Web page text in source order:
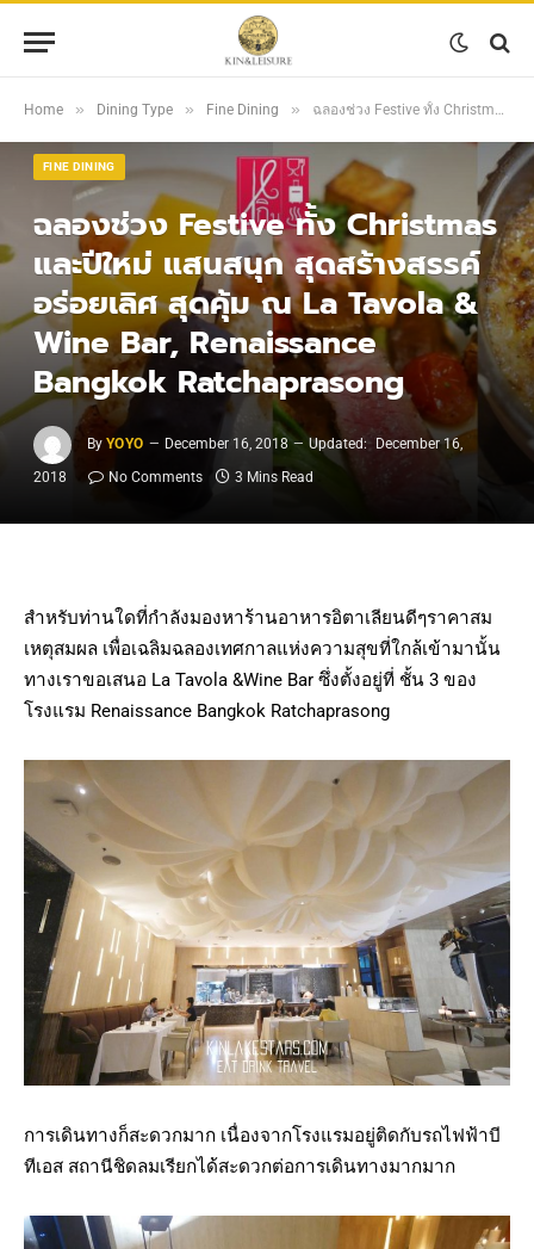
Home » Dining Type » Fine Dining » ฉลองช่วง Festive ทั้ง Christmas และปีใหม่ แสนสนุก สุดสร้างสรรค์ อร่อยเลิศ สุดคุ้ม ณ La Tavola & Wine Bar, Renaissance Bangkok Ratchaprasong
FINE DINING
ฉลองช่วง Festive ทั้ง Christmas
และปีใหม่ แสนสนุก สุดสร้างสรรค์
อร่อยเลิศ สุดคุ้ม ณ La Tavola &
Wine Bar, Renaissance
Bangkok Ratchaprasong
By YOYO December 16, 2018 Updated: December 16,
2018
No Comments 3 Mins Read
สำหรับท่านใดที่กำลังมองหาร้านอาหารอิตาเลียนดีๆราคาสม
เหตุสมผล เพื่อเฉลิมฉลองเทศกาลแห่งความสุขที่ใกล้เข้ามานั้น
ทางเราขอเสนอ La Tavola &Wine Bar ซึ่งตั้งอยู่ที่ ชั้น 3 ของ
โรงแรม Renaissance Bangkok Ratchaprasong
การเดินทางก็สะดวกมาก เนื่องจากโรงแรมอยู่ติดกับรถไฟฟ้าบี
ทีเอส สถานีชิดลมเรียกได้สะดวกต่อการเดินทางมากมาก